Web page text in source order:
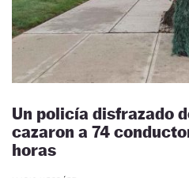
Un policía disfrazado
cazaron a 74
horas